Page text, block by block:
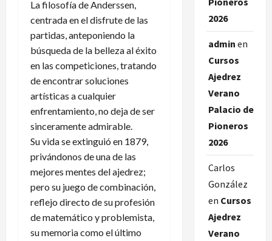
La filosofía de Anderssen,
centrada en el disfrute de las
partidas, anteponiendo la
búsqueda de la belleza al éxito
en las competiciones, tratando
de encontrar soluciones
artísticas a cualquier
enfrentamiento, no deja de ser
sinceramente admirable.
Su vida se extinguió en 1879,
privándonos de una de las
mejores mentes del ajedrez;
pero su juego de combinación,
reflejo directo de su profesión
de matemático y problemista,
su memoria como el último
2026
admin en
Cursos
Ajedrez
Verano
Palacio de
Pioneros
2026
Carlos
González
en Cursos
Ajedrez
Verano